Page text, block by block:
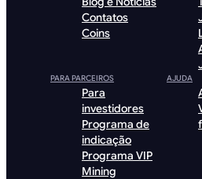
Contatos
Coins
PARA PARCEIROS
Para
investidores
Programa de
indicação
Programa VIP
Mining
AJUDA